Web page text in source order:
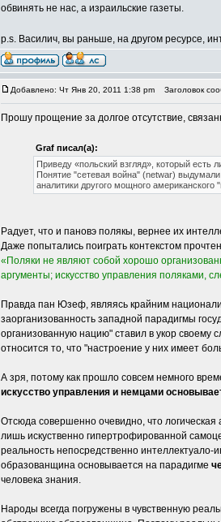
обвинять не нас, а израильские газеты.
p.s. Василич, вы раньше, на другом ресурсе,
Добавлено: Чт Янв 20, 2011 1:38 pm Заголовок
Прошу прощение за долгое отсутствие,
Graf писал(а):
Приведу «польский взгляд», который есть
Понятие "сетевая война" (netwar)
аналитики другого мощного американского
Радует, что и пановэ полякы, вернее их
Даже попытались поиграть контекстом
«Поляки не являют собой хорошо
аргументы; искусство управления поляками,
Правда пан Юзеф, являясь крайним
заорганизованность западной парадигмы
организованную нацию" ставил в укор своему
относится то, что "настроение у них имеет
А зря, потому как прошло совсем немного
искусство управления и немцами
Отсюда совершенно очевидно, что
лишь искуственно гипертрофированной
реальность непосредственно
образованщина основывается на парадигме
человека знания.
Народы всегда погружены в чувственную